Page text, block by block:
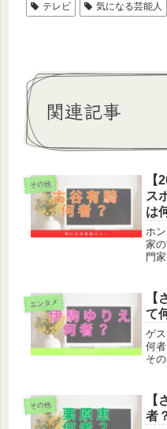
テレビ 気になる芸能人
関連記事
その他
【
ス
は
ホ
家
門
ナ
で
さ...
エンタメ
【
て
ゲ
何
そ
な
ッ
お...
その他
者